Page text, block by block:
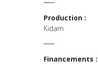
Production :
Kidam
Financements :